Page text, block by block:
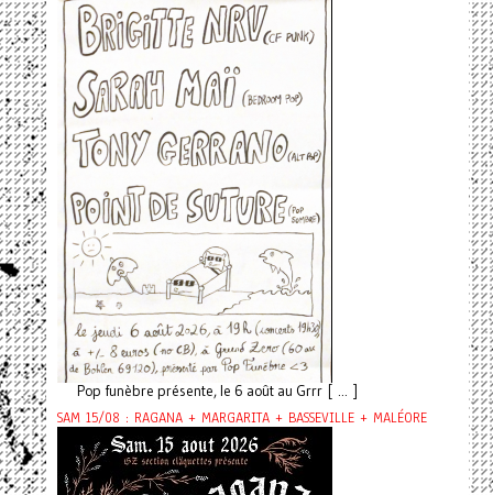
Pop funèbre présente, le 6 août au Grrr [ ... ]
SAM 15/08 : RAGANA + MARGARITA + BASSEVILLE + MALÉORE